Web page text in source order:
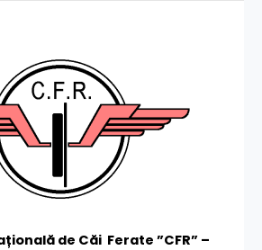
de Căi Ferate ”CFR” –